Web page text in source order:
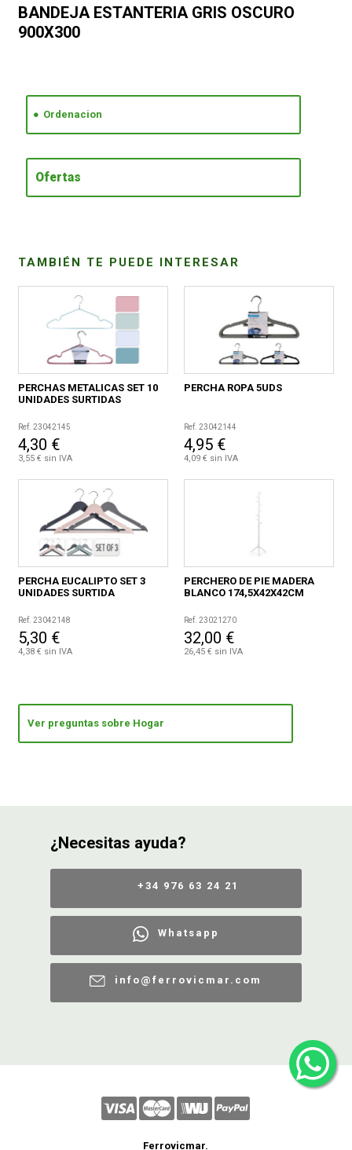
BANDEJA ESTANTERIA GRIS OSCURO
900X300
Ordenacion
Ofertas
TAMBIÉN TE PUEDE INTERESAR
PERCHAS METALICAS SET 10
UNIDADES SURTIDAS
Ref. 23042145
4,30 €
3,55 € sin IVA
PERCHA ROPA 5UDS
Ref. 23042144
4,95 €
4,09 € sin IVA
PERCHA EUCALIPTO SET 3
UNIDADES SURTIDA
Ref. 23042148
5,30 €
4,38 € sin IVA
PERCHERO DE PIE MADERA
BLANCO 174,5X42X42CM
Ref. 23021270
32,00 €
26,45 € sin IVA
Ver preguntas sobre Hogar
¿Necesitas ayuda?
+34 976 63 24 21
Whatsapp
info@ferrovicmar.com
Ferrovicmar.
CONDICIONES